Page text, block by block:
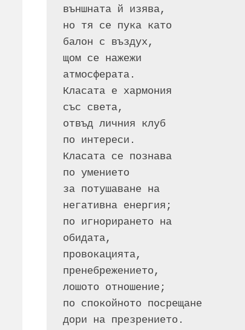
външната й изява,
но тя се пука като
балон с въздух,
щом се нажежи
атмосферата.
Класата е хармония
със света,
отвъд личния клуб
по интереси.
Класата се познава
по умението
за потушаване на
негативна енергия;
по игнорирането на
обидата,
провокацията,
пренебрежението,
лошото отношение;
по спокойното посрещане
дори на презрението.